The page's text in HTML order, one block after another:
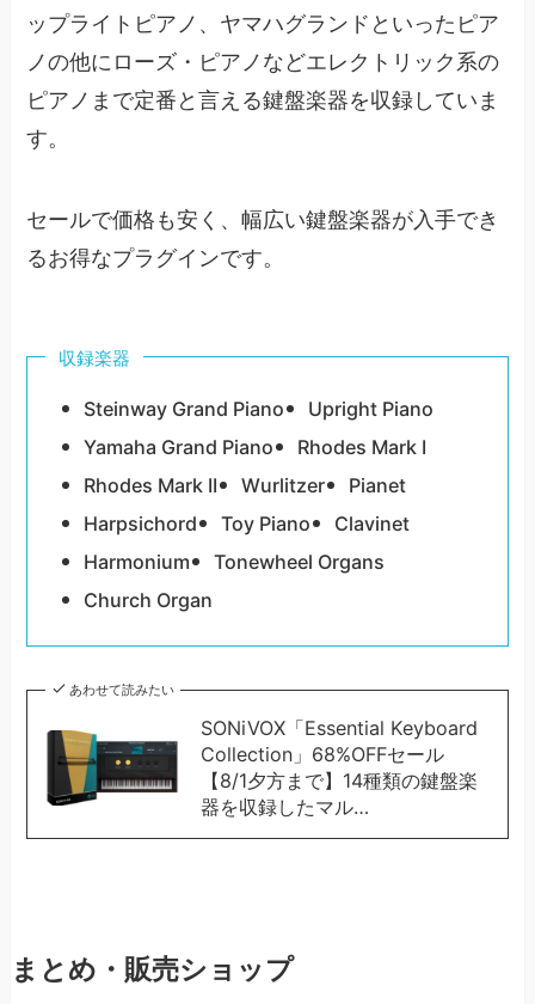
ップライトピアノ、ヤマハグランドといったピア
ノの他にローズ・ピアノなどエレクトリック系の
ピアノまで定番と言える鍵盤楽器を収録していま
す。
セールで価格も安く、幅広い鍵盤楽器が入手でき
るお得なプラグインです。
収録楽器
Steinway Grand Piano
Upright Piano
Yamaha Grand Piano
Rhodes Mark I
Rhodes Mark II
Wurlitzer
Pianet
Harpsichord
Toy Piano
Clavinet
Harmonium
Tonewheel Organs
Church Organ
あわせて読みたい
SONiVOX「Essential Keyboard
Collection」68%OFFセール
【8/1夕方まで】14種類の鍵盤楽
器を収録したマル…
まとめ・販売ショップ